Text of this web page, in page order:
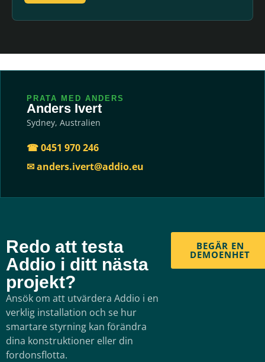
PRATA MED ANDERS
Anders Ivert
Sydney, Australien
☎ 0451 970 246
✉ anders.ivert@addio.eu
Redo att testa
Addio i ditt nästa
projekt?
Ansök om att utvärdera Addio i en
verklig installation och se hur
smartare styrning kan förändra
dina konstruktioner eller din
fordonsflotta.
BEGÄR EN
DEMOENHET